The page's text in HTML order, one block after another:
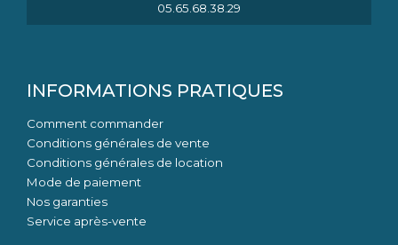
05.65.68.38.29
INFORMATIONS PRATIQUES
Comment commander
Conditions générales de vente
Conditions générales de location
Mode de paiement
Nos garanties
Service après-vente